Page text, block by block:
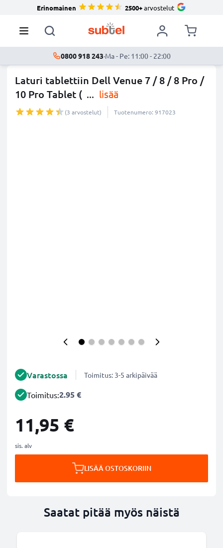
Erinomainen 2500+arvostelut
0800 918 243·Ma - Pe: 11:00 - 22:00
Laturi tablettiin Dell Venue 7 / 8 / 8 Pro /
10 Pro Tablet ( ... lisää
(3 arvostelut) Tuotenumero: 917023
Varastossa Toimitus: 3-5 arkipäivää
Toimitus:2.95 €
11,95 €
sis. alv
LISÄÄ OSTOSKORIIN
Saatat pitää myös näistä